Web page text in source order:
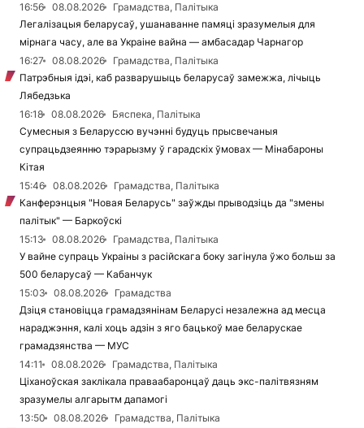
16:56
08.08.2026
Грамадства, Палітыка
Легалізацыя беларусаў, ушанаванне памяці зразумелыя для
мірнага часу, але ва Украіне вайна — амбасадар Чарнагор
16:27
08.08.2026
Грамадства, Палітыка
Патрэбныя ідэі, каб разварушыць беларусаў замежжа, лічыць
Лябедзька
16:18
08.08.2026
Бяспека, Палітыка
Сумесныя з Беларуссю вучэнні будуць прысвечаныя
супрацьдзеянню тэрарызму ў гарадскіх ўмовах — Мінабароны
Кітая
15:46
08.08.2026
Грамадства, Палітыка
Канферэнцыя "Новая Беларусь" заўжды прыводзіць да "змены
палітык" — Баркоўскі
15:13
08.08.2026
Грамадства, Палітыка
У вайне супраць Украіны з расійскага боку загінула ўжо больш за
500 беларусаў — Кабанчук
15:03
08.08.2026
Грамадства
Дзіця становіцца грамадзянінам Беларусі незалежна ад месца
нараджэння, калі хоць адзін з яго бацькоў мае беларускае
грамадзянства — МУС
14:11
08.08.2026
Грамадства, Палітыка
Ціханоўская заклікала праваабаронцаў даць экс-палітвязням
зразумелы алгарытм дапамогі
13:50
08.08.2026
Грамадства, Палітыка